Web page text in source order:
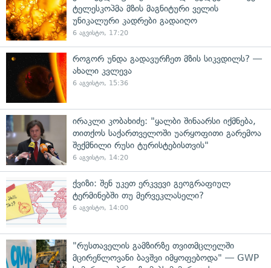
ტელესკოპმა მზის მაგნიტური ველის
უნიკალური კადრები გადაიღო
6 აგვისტო, 17:20
როგორ უნდა გადავურჩეთ მზის სიკვდილს? —
ახალი კვლევა
6 აგვისტო, 15:36
ირაკლი კობახიძე: "ყალბი შინაარსი იქმნება,
თითქოს საქართველოში უარყოფითი გარემოა
შექმნილი რუსი ტურისტებისთვის"
6 აგვისტო, 14:20
ქვიზი: შენ უკეთ ერკვევი გეოგრაფიულ
ტერმინებში თუ მერვეკლასელი?
6 აგვისტო, 14:00
"რუსთაველის გამზირზე თვითმცლელში
მცირეწლოვანი ბავშვი იმყოფებოდა" — GWP